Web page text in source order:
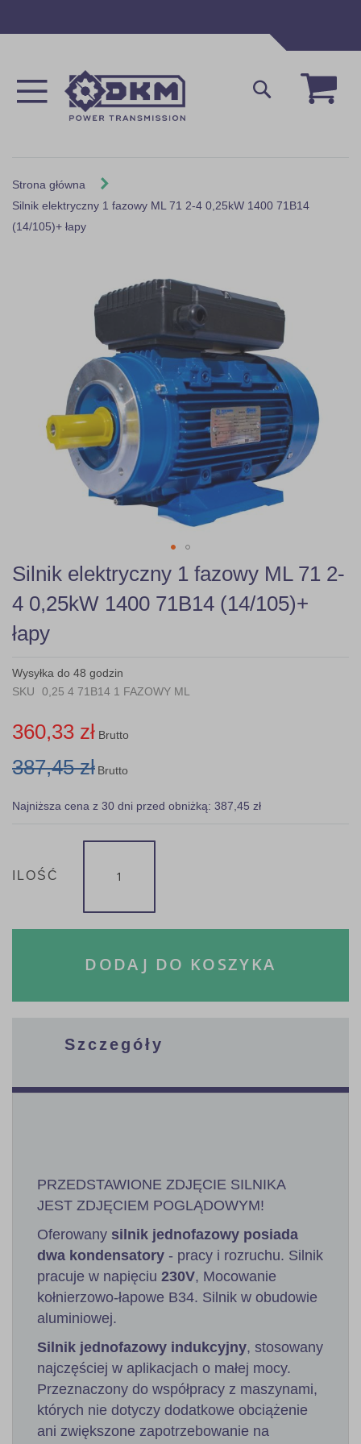
Mój
Szukaj
Strona główna
Silnik elektryczny 1 fazowy ML 71 2-4 0,25kW 1400 71B14
(14/105)+ łapy
Skip
to
the
beginning
of
the
gallery
Silnik elektryczny 1 fazowy ML 71 2-
4 0,25kW 1400 71B14 (14/105)+
łapy
Wysyłka do 48 godzin
SKU
0,25 4 71B14 1 FAZOWY ML
360,33 zł Brutto
387,45 zł Brutto
Najniższa cena z 30 dni przed obniżką: 387,45 zł
ILOŚĆ
DODAJ DO KOSZYKA
Szczegóły
PRZEDSTAWIONE ZDJĘCIE SILNIKA
JEST ZDJĘCIEM POGLĄDOWYM!
Oferowany silnik jednofazowy posiada
dwa kondensatory - pracy i rozruchu. Silnik
pracuje w napięciu 230V, Mocowanie
kołnierzowo-łapowe B34. Silnik w obudowie
aluminiowej.
Silnik jednofazowy indukcyjny, stosowany
najczęściej w aplikacjach o małej mocy.
Przeznaczony do współpracy z maszynami,
których nie dotyczy dodatkowe obciążenie
ani zwiększone zapotrzebowanie na